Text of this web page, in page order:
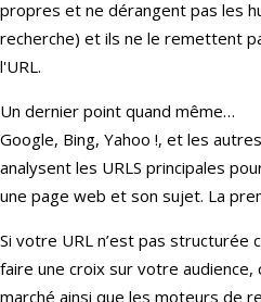
propres et ne dérangent pas les
recherche) et ils ne le remettent
l'URL.
Un dernier point quand même…
Google, Bing, Yahoo !, et les
analysent les URLS principales
une page web et son sujet. La
Si votre URL n’est pas
faire une croix sur votre
marché ainsi que les moteurs de